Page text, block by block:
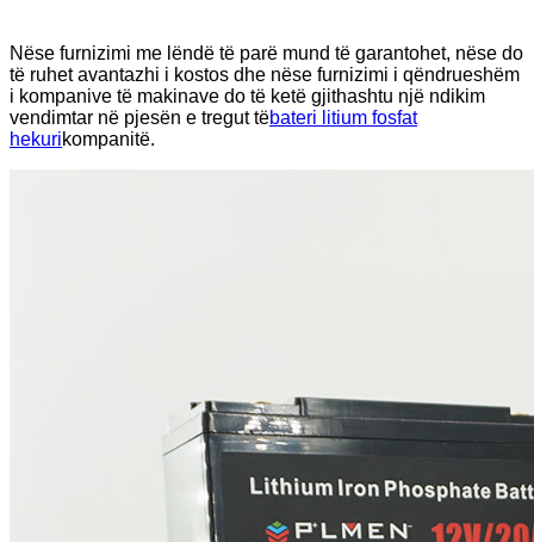
Nëse furnizimi me lëndë të parë mund të garantohet, nëse do
të ruhet avantazhi i kostos dhe nëse furnizimi i qëndrueshëm
i kompanive të makinave do të ketë gjithashtu një ndikim
vendimtar në pjesën e tregut tëbateri litium fosfat
hekurikompanitë.